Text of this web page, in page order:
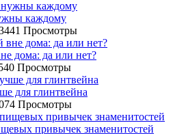
каждому
Просмотры
дома: да или нет?
Просмотры
для глинтвейна
Просмотры
привычек знаменитостей